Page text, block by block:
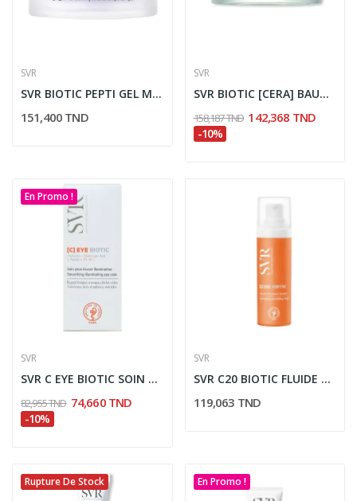
SVR
SVR BIOTIC PEPTI GEL MAT RETEXTURISANT LISSANT...
151,400 TND
SVR
SVR BIOTIC [CERA] BAUME REGENERANT COMBLANT 50ML
158,187 TND 142,368 TND
-10%
En Promo !
SVR
SVR C EYE BIOTIC SOIN YEUX LISSANT ILLUMINATEUR...
82,955 TND 74,660 TND
-10%
SVR
SVR C20 BIOTIC FLUIDE VISAGE FLACON 30 ML
119,063 TND
Rupture De Stock En Promo !